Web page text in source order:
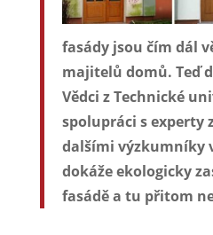
fasády jsou čím dál
majitelů domů. Teď
Vědci z Technické
spolupráci s experty
dalšími výzkumníky
dokáže ekologicky
fasádě a tu přitom